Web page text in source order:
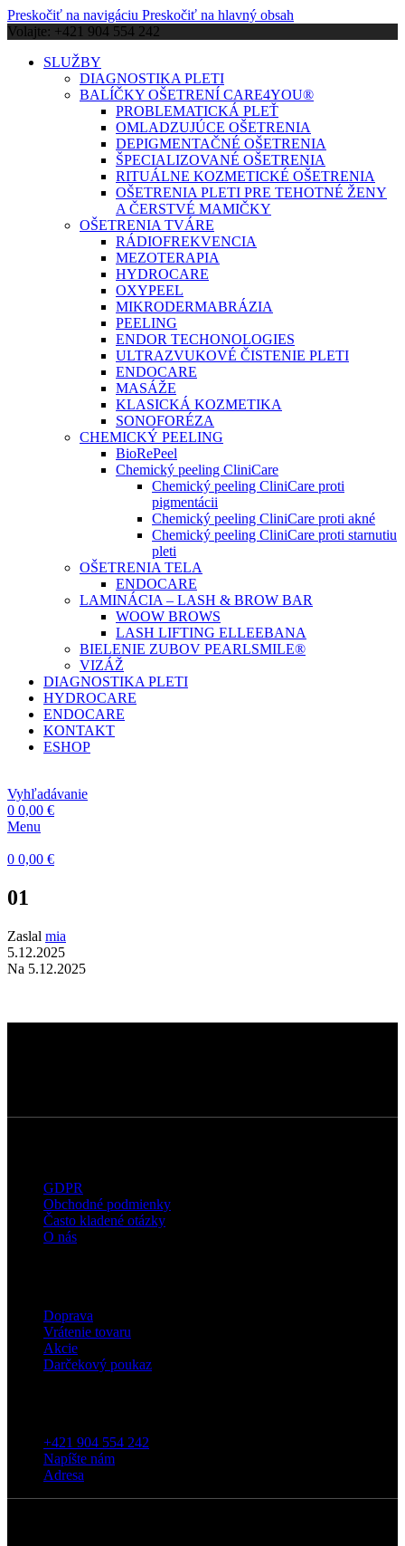
Preskočiť na navigáciu Preskočiť na hlavný obsah
Volajte: +421 904 554 242
SLUŽBY
DIAGNOSTIKA PLETI
BALÍČKY OŠETRENÍ CARE4YOU®
PROBLEMATICKÁ PLEŤ
OMLADZUJÚCE OŠETRENIA
DEPIGMENTAČNÉ OŠETRENIA
ŠPECIALIZOVANÉ OŠETRENIA
RITUÁLNE KOZMETICKÉ OŠETRENIA
OŠETRENIA PLETI PRE TEHOTNÉ ŽENY
A ČERSTVÉ MAMIČKY
OŠETRENIA TVÁRE
RÁDIOFREKVENCIA
MEZOTERAPIA
HYDROCARE
OXYPEEL
MIKRODERMABRÁZIA
PEELING
ENDOR TECHONOLOGIES
ULTRAZVUKOVÉ ČISTENIE PLETI
ENDOCARE
MASÁŽE
KLASICKÁ KOZMETIKA
SONOFORÉZA
CHEMICKÝ PEELING
BioRePeel
Chemický peeling CliniCare
Chemický peeling CliniCare proti
pigmentácii
Chemický peeling CliniCare proti akné
Chemický peeling CliniCare proti starnutiu
pleti
OŠETRENIA TELA
ENDOCARE
LAMINÁCIA – LASH & BROW BAR
WOOW BROWS
LASH LIFTING ELLEEBANA
BIELENIE ZUBOV PEARLSMILE®
VIZÁŽ
DIAGNOSTIKA PLETI
HYDROCARE
ENDOCARE
KONTAKT
ESHOP
Vyhľadávanie
0 0,00 €
Menu
0 0,00 €
01
Zaslal mia
5.12.2025
Na 5.12.2025
GDPR
Obchodné podmienky
Často kladené otázky
O nás
Doprava
Vrátenie tovaru
Akcie
Darčekový poukaz
+421 904 554 242
Napíšte nám
Adresa